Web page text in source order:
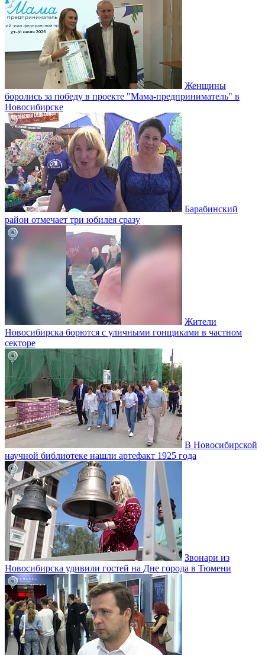
Женщины
боролись за победу в проекте "Мама-предприниматель" в
Новосибирске
Барабинский
район отмечает три юбилея сразу
Жители
Новосибирска борются с уличными гонщиками в частном
секторе
В Новосибирской
научной библиотеке нашли артефакт 1925 года
Звонари из
Новосибирска удивили гостей на Дне города в Тюмени